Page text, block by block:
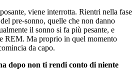
viene interrotta. Rientri nella fase
pre-sonno, quelle che non danno
il sonno si fa più pesante, e
REM. Ma proprio in quel momento
da capo.
dopo non ti rendi conto di niente